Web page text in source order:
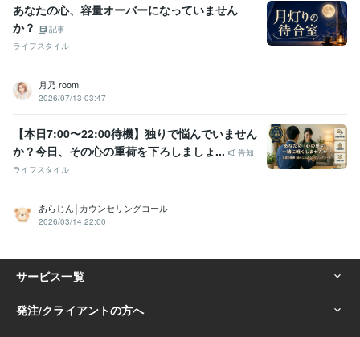
あなたの心、容量オーバーになっていません
か？
記事
ライフスタイル
月乃 room
2026/07/13 03:47
【本日7:00〜22:00待機】独りで悩んでいません
か？今日、その心の重荷を下ろしましょ...
告知
ライフスタイル
あらじん│カウンセリングコール
2026/03/14 22:00